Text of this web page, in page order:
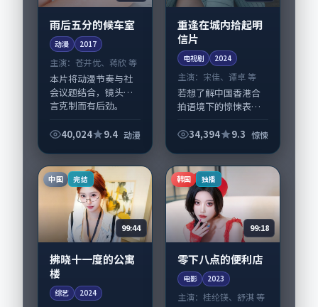
雨后五分的候车室
动漫 2017
主演： 苍井优、蒋欣 等
本片将动漫节奏与社
会议题结合，镜头语
言克制而有后劲。
室》由刁亦男掌舵，
凸显美国城市质感，
适合...
40,024 9.4 动漫
重逢在城内拾起明
信片
电视剧 2024
主演： 宋佳、谭卓 等
若想了解中国香港合
拍语境下的惊悚表
起明信片》值得关
合，宋佳、谭卓与配
角群戏并重。影片
2024...
34,394 9.3 惊悚
中国 完结
99:44
拂晓十一度的公寓
楼
综艺 2024
韩国 独播
99:18
零下八点的便利店
电影 2023
主演：桂纶镁、舒淇 等